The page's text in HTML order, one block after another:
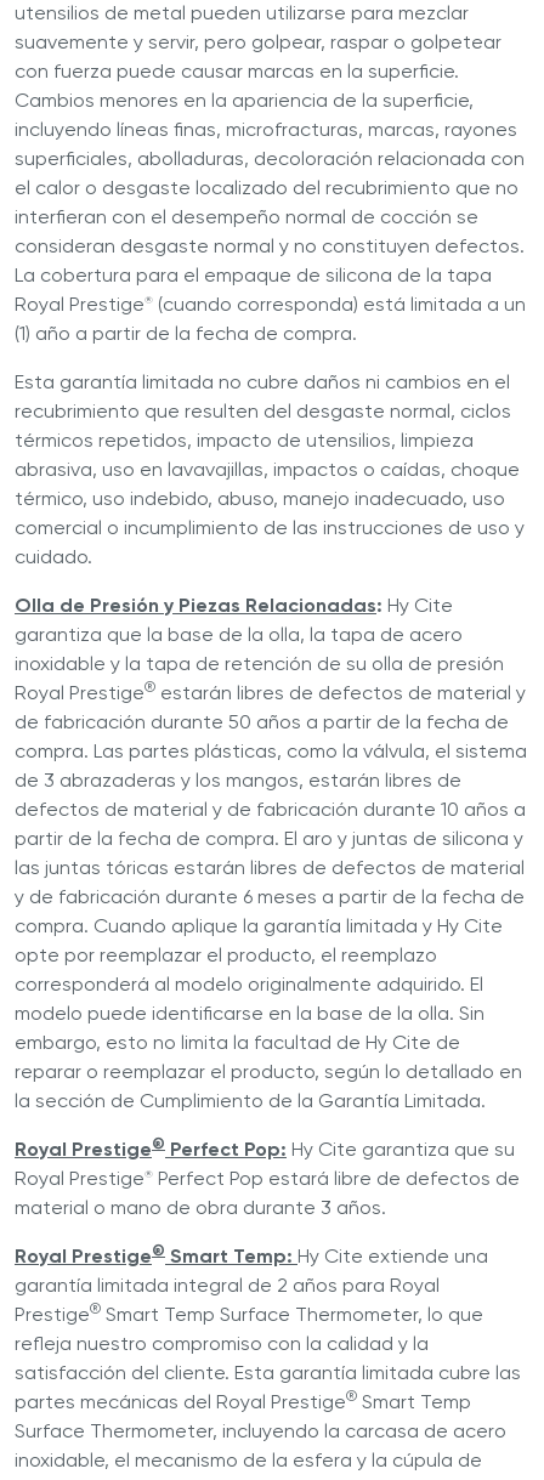
utensilios de metal pueden utilizarse para mezclar
suavemente y servir, pero golpear, raspar o golpetear
con fuerza puede causar marcas en la superficie.
Cambios menores en la apariencia de la superficie,
incluyendo líneas finas, microfracturas, marcas, rayones
superficiales, abolladuras, decoloración relacionada con
el calor o desgaste localizado del recubrimiento que no
interfieran con el desempeño normal de cocción se
consideran desgaste normal y no constituyen defectos.
La cobertura para el empaque de silicona de la tapa
Royal Prestige® (cuando corresponda) está limitada a un
(1) año a partir de la fecha de compra.
Esta garantía limitada no cubre daños ni cambios en el
recubrimiento que resulten del desgaste normal, ciclos
térmicos repetidos, impacto de utensilios, limpieza
abrasiva, uso en lavavajillas, impactos o caídas, choque
térmico, uso indebido, abuso, manejo inadecuado, uso
comercial o incumplimiento de las instrucciones de uso y
cuidado.
Olla de Presión y Piezas Relacionadas: Hy Cite
garantiza que la base de la olla, la tapa de acero
inoxidable y la tapa de retención de su olla de presión
Royal Prestige® estarán libres de defectos de material y
de fabricación durante 50 años a partir de la fecha de
compra. Las partes plásticas, como la válvula, el sistema
de 3 abrazaderas y los mangos, estarán libres de
defectos de material y de fabricación durante 10 años a
partir de la fecha de compra. El aro y juntas de silicona y
las juntas tóricas estarán libres de defectos de material
y de fabricación durante 6 meses a partir de la fecha de
compra. Cuando aplique la garantía limitada y Hy Cite
opte por reemplazar el producto, el reemplazo
corresponderá al modelo originalmente adquirido. El
modelo puede identificarse en la base de la olla. Sin
embargo, esto no limita la facultad de Hy Cite de
reparar o reemplazar el producto, según lo detallado en
la sección de Cumplimiento de la Garantía Limitada.
Royal Prestige® Perfect Pop: Hy Cite garantiza que su
Royal Prestige® Perfect Pop estará libre de defectos de
material o mano de obra durante 3 años.
Royal Prestige® Smart Temp: Hy Cite extiende una
garantía limitada integral de 2 años para Royal
Prestige® Smart Temp Surface Thermometer, lo que
refleja nuestro compromiso con la calidad y la
satisfacción del cliente. Esta garantía limitada cubre las
partes mecánicas del Royal Prestige® Smart Temp
Surface Thermometer, incluyendo la carcasa de acero
inoxidable, el mecanismo de la esfera y la cúpula de